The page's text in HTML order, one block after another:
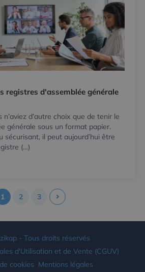
registres d'assemblée générale
n’aviez d’autre choix que de tenir le
générale sous un format papier.
sécurisant, il peut aujourd’hui être
(…)
1 2 3
- Tous droits réservés
d'Utilisation et de Vente (CGUV)
cookies Mentions légales